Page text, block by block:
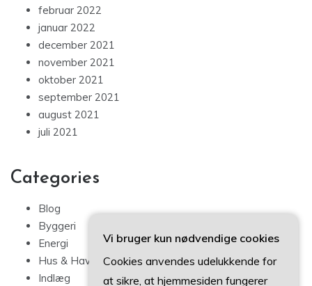
februar 2022
januar 2022
december 2021
november 2021
oktober 2021
september 2021
august 2021
juli 2021
Categories
Blog
Byggeri
Energi
Hus & Have
Indlæg
Vi bruger kun nødvendige cookies
Cookies anvendes udelukkende for
at sikre, at hjemmesiden fungerer